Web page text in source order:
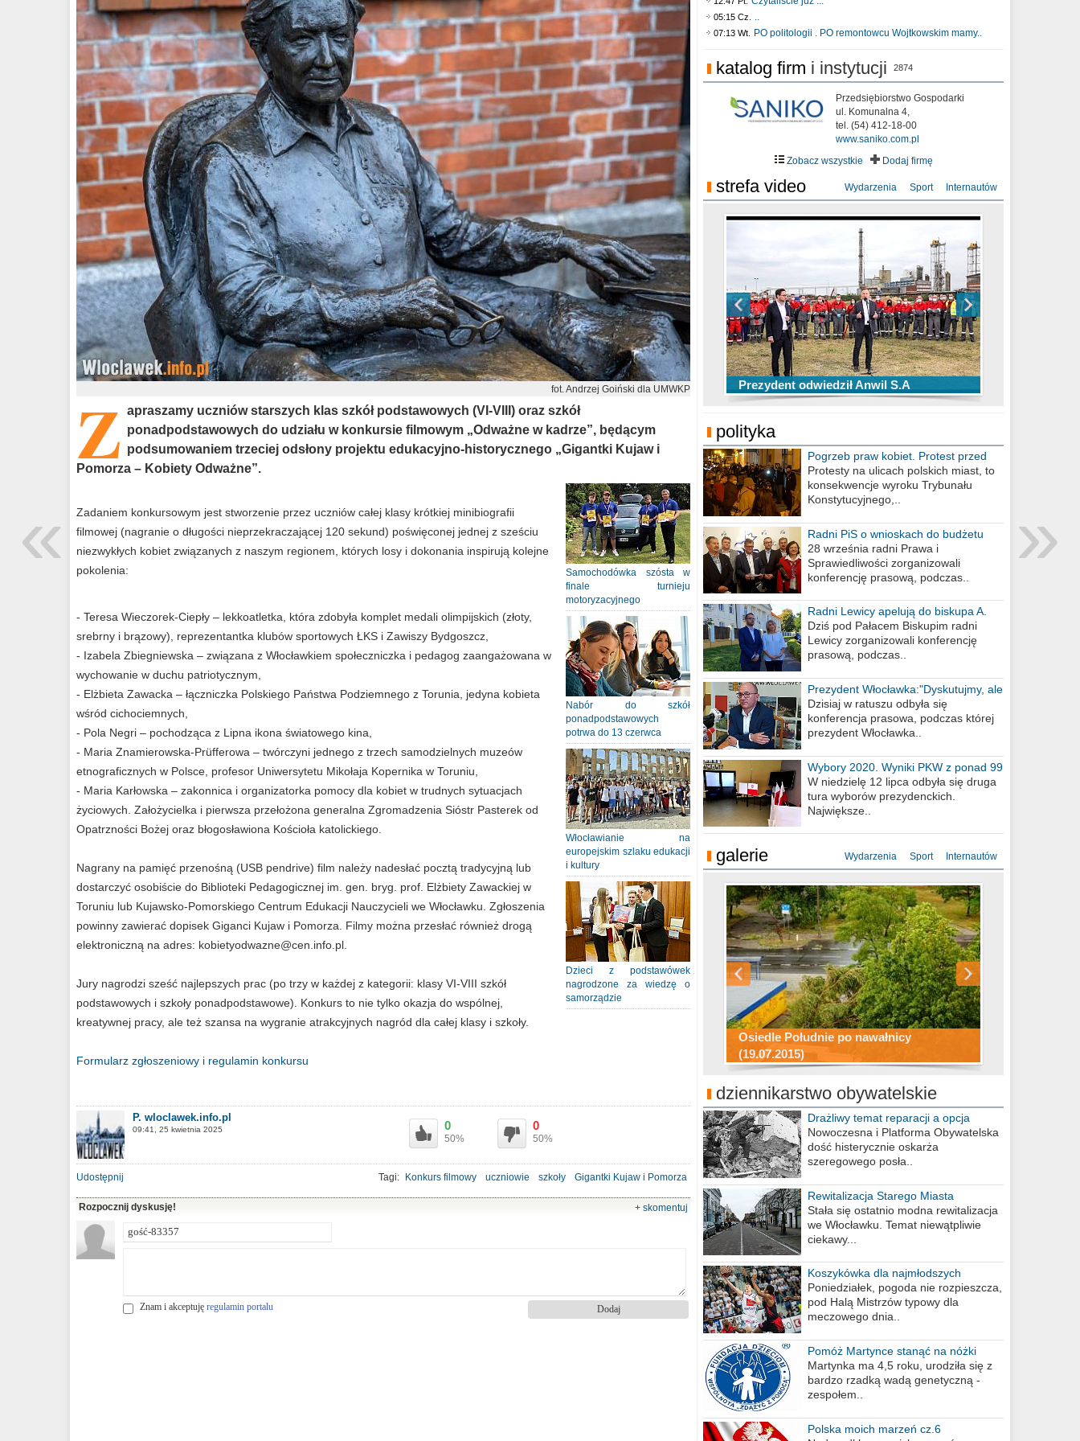
fot. Andrzej Goiński dla UMWKP
Z apraszamy uczniów starszych klas szkół podstawowych (VI-VIII) oraz szkół
ponadpodstawowych do udziału w konkursie filmowym „Odważne w kadrze”, będącym
podsumowaniem trzeciej odsłony projektu edukacyjno-historycznego „Gigantki Kujaw i
Pomorza – Kobiety Odważne”.
Samochodówka szósta w
finale turnieju
motoryzacyjnego
Nabór do szkół
ponadpodstawowych
potrwa do 13 czerwca
Włocławianie na
europejskim szlaku edukacji
i kultury
Dzieci z podstawówek
nagrodzone za wiedzę o
samorządzie
Zadaniem konkursowym jest stworzenie przez uczniów całej klasy krótkiej minibiografii
filmowej (nagranie o długości nieprzekraczającej 120 sekund) poświęconej jednej z sześciu
niezwykłych kobiet związanych z naszym regionem, których losy i dokonania inspirują kolejne
pokolenia:
- Teresa Wieczorek-Ciepły – lekkoatletka, która zdobyła komplet medali olimpijskich (złoty,
srebrny i brązowy), reprezentantka klubów sportowych ŁKS i Zawiszy Bydgoszcz,
- Izabela Zbiegniewska – związana z Włocławkiem społeczniczka i pedagog zaangażowana w
wychowanie w duchu patriotycznym,
- Elżbieta Zawacka – łączniczka Polskiego Państwa Podziemnego z Torunia, jedyna kobieta
wśród cichociemnych,
- Pola Negri – pochodząca z Lipna ikona światowego kina,
- Maria Znamierowska-Prüfferowa – twórczyni jednego z trzech samodzielnych muzeów
etnograficznych w Polsce, profesor Uniwersytetu Mikołaja Kopernika w Toruniu,
- Maria Karłowska – zakonnica i organizatorka pomocy dla kobiet w trudnych sytuacjach
życiowych. Założycielka i pierwsza przełożona generalna Zgromadzenia Sióstr Pasterek od
Opatrzności Bożej oraz błogosławiona Kościoła katolickiego.
Nagrany na pamięć przenośną (USB pendrive) film należy nadesłać pocztą tradycyjną lub
dostarczyć osobiście do Biblioteki Pedagogicznej im. gen. bryg. prof. Elżbiety Zawackiej w
Toruniu lub Kujawsko-Pomorskiego Centrum Edukacji Nauczycieli we Włocławku. Zgłoszenia
powinny zawierać dopisek Giganci Kujaw i Pomorza. Filmy można przesłać również drogą
elektroniczną na adres: kobietyodwazne@cen.info.pl
Jury nagrodzi sześć najlepszych prac (po trzy w każdej z kategorii: klasy VI-VIII szkół
podstawowych i szkoły ponadpodstawowe). Konkurs to nie tylko okazja do wspólnej,
kreatywnej pracy, ale też szansa na wygranie atrakcyjnych nagród dla całej klasy i szkoły.
Formularz zgłoszeniowy i regulamin konkursu
P. wloclawek.info.pl
09:41, 25 kwietnia 2025 0
50%
0
50%
Udostępnij Tagi: Konkurs filmowy uczniowie szkoły Gigantki Kujaw i Pomorza
Rozpocznij dyskusję! + skomentuj
Znam i akceptuję regulamin portalu
05:15 Cz. ..
07:13 Wt. PO politologii . PO remontowcu Wojtkowskim mamy..
katalog firm i instytucji 2874
Przedsiębiorstwo Gospodarki
ul. Komunalna 4,
tel. (54) 412-18-00
www.saniko.com.pl
Zobacz wszystkie
Dodaj firmę
strefa video Wydarzenia Sport Internautów
Prezydent odwiedził Anwil S.A
TOP 10 przechwytów Anwilu Włocławek
w EBL w sezonie 2019/2020
TOP 5 rzutów Anwilu Włocławek w BCL
w sezonie 2019/2020
Ni To Ponk - W oczach mamy strach
sixf33t .Last Year DRONE FOOTAGE
Włocławek
XXIII Sesja Rady Miasta Włocławek VIII
kadencji w dniu 09.06.2020 r.
polityka
Pogrzeb praw kobiet. Protest przed
biurem poselskim PiS
Protesty na ulicach polskich miast, to
konsekwencje wyroku Trybunału
Konstytucyjnego,..
Radni PiS o wnioskach do budżetu
miasta na 2021 rok
28 września radni Prawa i
Sprawiedliwości zorganizowali
konferencję prasową, podczas..
Radni Lewicy apelują do biskupa A.
Wiesława Meringa
Dziś pod Pałacem Biskupim radni
Lewicy zorganizowali konferencję
prasową, podczas..
Prezydent Włocławka:"Dyskutujmy, ale
nie obrażajmy się”
Dzisiaj w ratuszu odbyła się
konferencja prasowa, podczas której
prezydent Włocławka..
Wybory 2020. Wyniki PKW z ponad 99
procent obwodów
W niedzielę 12 lipca odbyła się druga
tura wyborów prezydenckich.
Największe..
galerie Wydarzenia Sport Internautów
Osiedle Południe po nawałnicy
(19.07.2015)
Wizytówka Włocławka
polowanie wigilijne 2014
Miasto kładzie się do snu .
Konkurs fotograficzny "Co to za
miejsca"
Ścieżka rowerowa w naszym mieście
dziennikarstwo obywatelskie
Drażliwy temat reparacji a opcja
berlińska
Nowoczesna i Platforma Obywatelska
dość histerycznie oskarża
szeregowego posła..
Rewitalizacja Starego Miasta
Stała się ostatnio modna rewitalizacja
we Włocławku. Temat niewątpliwie
ciekawy...
Koszykówka dla najmłodszych
Poniedziałek, pogoda nie rozpieszcza,
pod Halą Mistrzów typowy dla
meczowego dnia..
Pomóż Martynce stanąć na nóżki
Martynka ma 4,5 roku, urodziła się z
bardzo rzadką wadą genetyczną -
zespołem..
Polska moich marzeń cz.6
»
«